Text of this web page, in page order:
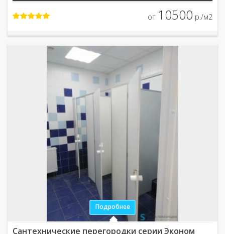
от 10500 р./м2
Подробнее
Сантехнические перегородки серии Эконом